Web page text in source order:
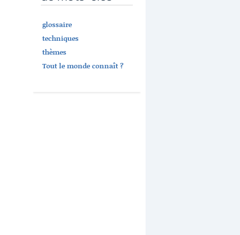
glossaire
techniques
thèmes
Tout le monde connaît ?